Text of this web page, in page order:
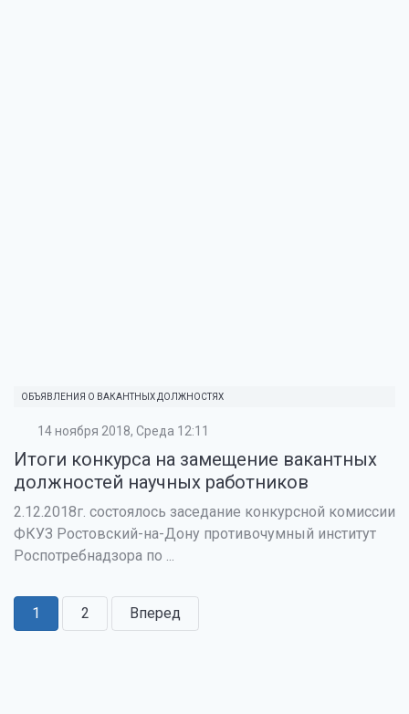
ОБЪЯВЛЕНИЯ О ВАКАНТНЫХ ДОЛЖНОСТЯХ
14 ноября 2018, Среда 12:11
Итоги конкурса на замещение вакантных
должностей научных работников
2.12.2018г. состоялось заседание конкурсной комиссии
ФКУЗ Ростовский-на-Дону противочумный институт
Роспотребнадзора по ...
1 2 Вперед